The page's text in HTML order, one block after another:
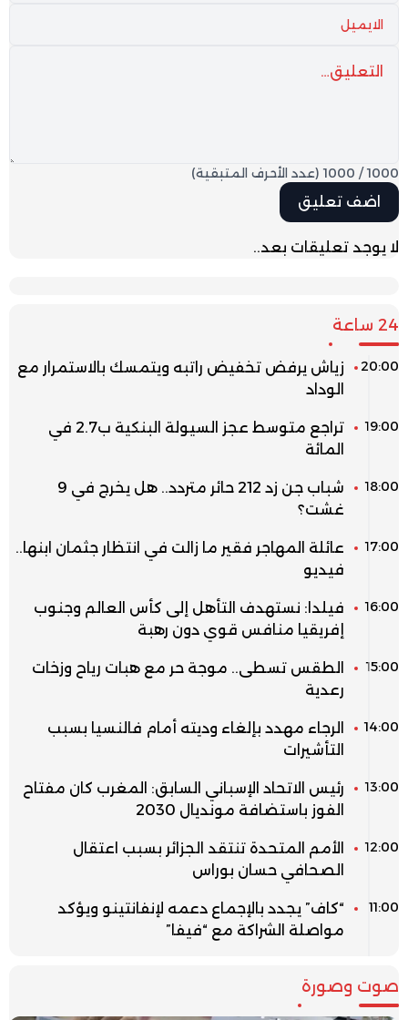
1000
/
1000 (عدد الأحرف المتبقية)
لا يوجد تعليقات بعد..
24 ساعة
20:00
زياش يرفض تخفيض راتبه ويتمسك بالاستمرار مع
الوداد
19:00
تراجع متوسط عجز السيولة البنكية ب2.7 في
المائة
18:00
شباب جن زد 212 حائر متردد.. هل يخرج في 9
غشت؟
17:00
عائلة المهاجر فقير ما زالت في انتظار جثمان ابنها..
فيديو
16:00
فيلدا: نستهدف التأهل إلى كأس العالم وجنوب
إفريقيا منافس قوي دون رهبة
15:00
الطقس تسطى.. موجة حر مع هبات رياح وزخات
رعدية
14:00
الرجاء مهدد بإلغاء وديته أمام فالنسيا بسبب
التأشيرات
13:00
رئيس الاتحاد الإسباني السابق: المغرب كان مفتاح
الفوز باستضافة مونديال 2030
12:00
الأمم المتحدة تنتقد الجزائر بسبب اعتقال
الصحافي حسان بوراس
11:00
“كاف” يجدد بالإجماع دعمه لإنفانتينو ويؤكد
مواصلة الشراكة مع “فيفا”
صوت وصورة